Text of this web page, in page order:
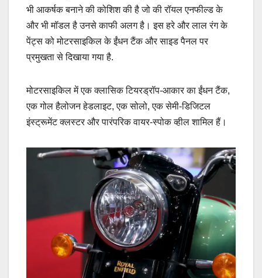
भी आकर्षक बनाने की कोशिश की है जो की रॉयल एनफील्ड के
और भी मॉडल है उनसे काफी अलग है। इस हरे और लाल रंग के
पेंट्स को मोटरसाइकिल के ईंधन टैंक और साइड पैनल पर
प्रमुखता से दिखाया गया है.
मोटरसाइकिल में एक क्लासिक टियरड्रॉप-आकार का ईंधन टैंक,
एक गोल हैलोजन हेडलाइट, एक सोलो, एक सेमी-डिजिटल
इंस्ट्रूमेंट क्लस्टर और पारंपरिक वायर-स्पोक व्हील शामिल हैं।